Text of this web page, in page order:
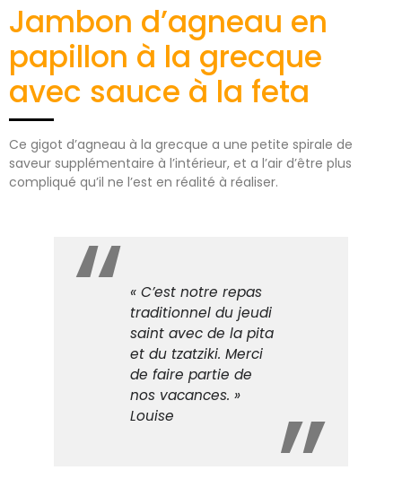
Jambon d’agneau en
papillon à la grecque
avec sauce à la feta
Ce gigot d’agneau à la grecque a une petite spirale de
saveur supplémentaire à l’intérieur, et a l’air d’être plus
compliqué qu’il ne l’est en réalité à réaliser.
« C’est notre repas
traditionnel du jeudi
saint avec de la pita
et du tzatziki. Merci
de faire partie de
nos vacances. »
Louise